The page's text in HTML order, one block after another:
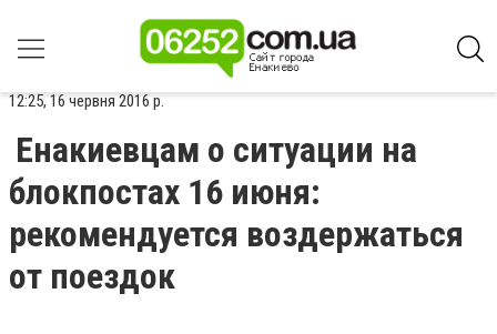
12:25, 16 червня 2016 р.
Енакиевцам о ситуации на
блокпостах 16 июня:
рекомендуется воздержаться
от поездок